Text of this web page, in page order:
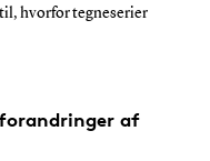
hvorfor tegneserier
af